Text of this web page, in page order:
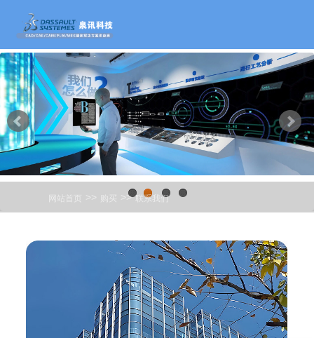
1 2
网站首页 >> 购买 >> 联系我们